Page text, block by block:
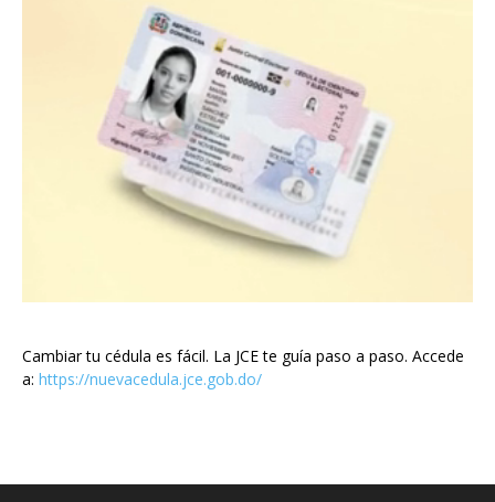
Cambiar tu cédula es fácil. La JCE te guía paso a paso. Accede
a: https://nuevacedula.jce.gob.do/